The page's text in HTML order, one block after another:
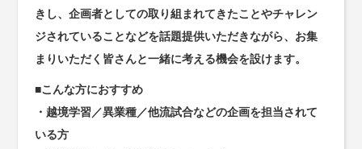
きし、企画者としての取り組まれてきたことやチャレン
ジされていることなどを話題提供いただきながら、お集
まりいただく皆さんと一緒に考える機会を設けます。
■こんな方におすすめ
・越境学習／異業種／他流試合などの企画を担当されて
いる方